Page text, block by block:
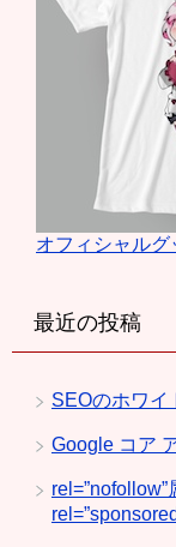
オフィシャルグ
最近の投稿
SEOのホワイ
Google コア